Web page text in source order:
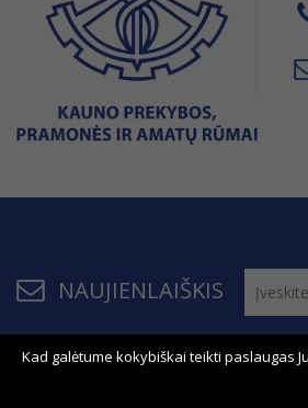
NAUJIENLAIŠKIS
© 2011 - 2026, KPPAR . Visos
Kad galėtume kokybiškai teikti paslaugas